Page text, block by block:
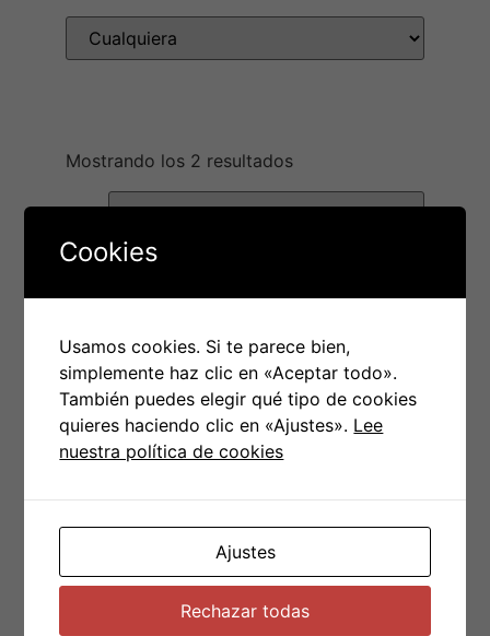
Mostrando los 2 resultados
Neskatasuna
Tote Bag Chicxs
Cookies
Usamos cookies. Si te parece bien,
simplemente haz clic en «Aceptar todo».
También puedes elegir qué tipo de cookies
quieres haciendo clic en «Ajustes». Lee
nuestra política de cookies
Ajustes
Rechazar todas